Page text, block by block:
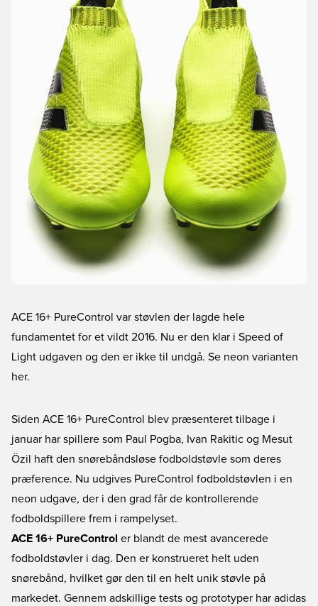
ACE 16+ PureControl var støvlen der lagde hele
fundamentet for et vildt 2016. Nu er den klar i Speed of
Light udgaven og den er ikke til undgå. Se neon varianten
her.
Siden ACE 16+ PureControl blev præsenteret tilbage i
januar har spillere som Paul Pogba, Ivan Rakitic og Mesut
Özil haft den snørebåndsløse fodboldstøvle som deres
præference. Nu udgives PureControl fodboldstøvlen i en
neon udgave, der i den grad får de kontrollerende
fodboldspillere frem i rampelyset.
ACE 16+ PureControl er blandt de mest avancerede
fodboldstøvler i dag. Den er konstrueret helt uden
snørebånd, hvilket gør den til en helt unik støvle på
markedet. Gennem adskillige tests og prototyper har adidas